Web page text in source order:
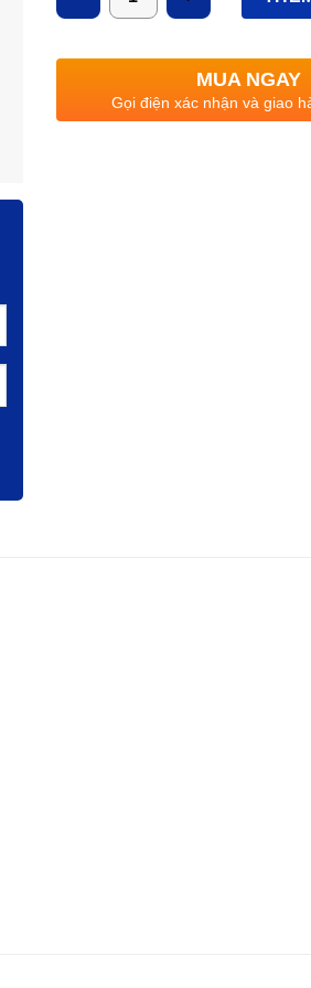
MUA NGAY
Gọi điện xác nhận và giao